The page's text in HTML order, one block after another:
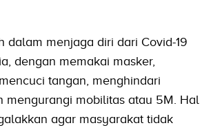
dalam menjaga diri dari Covid-19
dengan memakai masker,
tangan, menghindari
mengurangi mobilitas atau 5M. Hal
agar masyarakat tidak